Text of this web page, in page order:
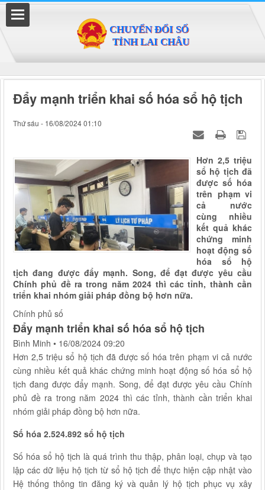
Đẩy mạnh triển khai số hóa sổ hộ tịch
Thứ sáu - 16/08/2024 01:10
Hơn 2,5 triệu
sổ hộ tịch đã
được số hóa
trên phạm vi
cả nước
cùng nhiều
kết quả khác
chứng minh
hoạt động số
hóa sổ hộ
tịch đang được đẩy mạnh. Song, để đạt được yêu cầu
Chính phủ đề ra trong năm 2024 thì các tỉnh, thành cần
triển khai nhóm giải pháp đồng bộ hơn nữa.
Chính phủ số
Đẩy mạnh triển khai số hóa sổ hộ tịch
Bình Minh • 16/08/2024 09:20
Hơn 2,5 triệu sổ hộ tịch đã được số hóa trên phạm vi cả nước
cùng nhiều kết quả khác chứng minh hoạt động số hóa sổ hộ
tịch đang được đẩy mạnh. Song, để đạt được yêu cầu Chính
phủ đề ra trong năm 2024 thì các tỉnh, thành cần triển khai
nhóm giải pháp đồng bộ hơn nữa.
Số hóa 2.524.892 sổ hộ tịch
Số hóa sổ hộ tịch là quá trình thu thập, phân loại, chụp và tạo
lập các dữ liệu hộ tịch từ sổ hộ tịch để thực hiện cập nhật vào
Hệ thống thông tin đăng ký và quản lý hộ tịch phục vụ xây
Đã kết nối EMC